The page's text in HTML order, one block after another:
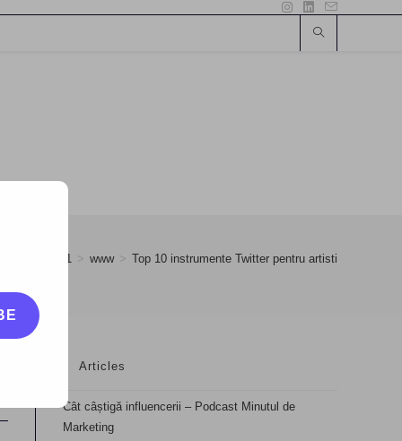
1 > www > Top 10 instrumente Twitter pentru artisti
Articles
Cât câștigă influencerii – Podcast Minutul de
Marketing